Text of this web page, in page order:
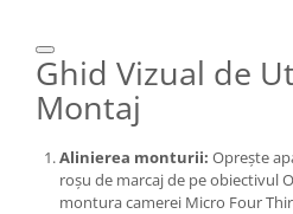
Ghid Vizual de
Montaj
Alinierea monturii: Oprește
roșu de marcaj de pe obiectivul
montura camerei Micro Four